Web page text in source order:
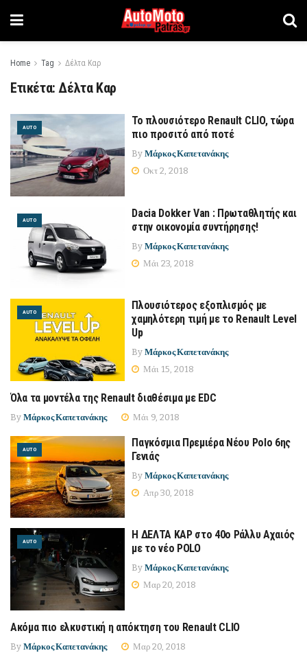
Home Tag Δέλτα Καρ
Ετικέτα:Δέλτα Καρ
AUTO
Το πλουσιότερο Renault CLIO, τώρα
πιο προσιτό από ποτέ
By Μάρκος Καπετανάκης
Οκτ 2, 2018
AUTO
Dacia Dokker Van : Πρωταθλητής και
στην οικονομία συντήρησης!
By Μάρκος Καπετανάκης
Μάι 23, 2018
AUTO
Πλουσιότερoς εξοπλισμός με
χαμηλότερη τιμή με το Renault Level
Up
By Μάρκος Καπετανάκης
Μάι 15, 2018
Όλα τα μοντέλα της Renault διαθέσιμα με EDC
By Μάρκος Καπετανάκης Μάι 9, 2018
AUTO
Παγκόσμια Πρεμιέρα Νέου Polo 6ης
Γενιάς
By Μάρκος Καπετανάκης
Απρ 30, 2018
AUTO
Η ΔΕΛΤΑ ΚΑΡ στο 40ο Ράλλυ Αχαιός
με το νέο POLO
By Μάρκος Καπετανάκης
Μαρ 20, 2018
AUTO
Ακόμα πιο ελκυστική η απόκτηση του Renault CLIO
By Μάρκος Καπετανάκης Μαρ 20, 2018